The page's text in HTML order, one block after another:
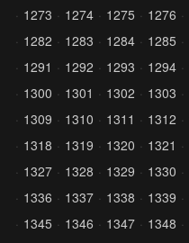
1273
1274 1275 1276
1282
1283 1284 1285
1291
1292 1293 1294
1300
1301 1302 1303
1309
1310 1311 1312
1318
1319 1320 1321
1327
1328 1329 1330
1336
1337 1338 1339
1345
1346 1347 1348